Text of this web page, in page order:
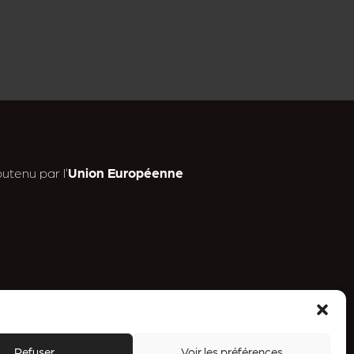
par l’Union Européenne